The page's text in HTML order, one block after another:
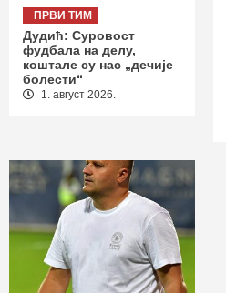
ПРВИ ТИМ
Дудић: Суровост
фудбала на делу,
коштале су нас „дечије
болести“
1. август 2026.